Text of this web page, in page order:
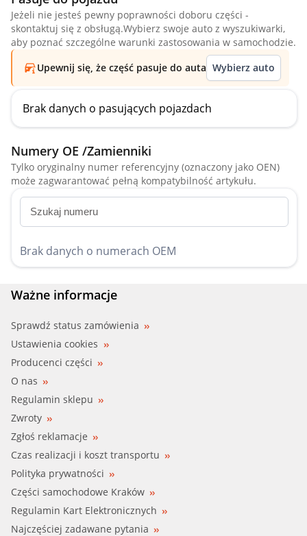
Jeżeli nie jesteś pewny poprawności doboru części -
skontaktuj się z obsługą.Wybierz swoje auto z wyszukiwarki,
aby poznać szczególne warunki zastosowania w samochodzie.
Upewnij się, że część pasuje do auta Wybierz auto
Brak danych o pasujących pojazdach
Numery OE /Zamienniki
Tylko oryginalny numer referencyjny (oznaczony jako OEN)
może zagwarantować pełną kompatybilność artykułu.
Brak danych o numerach OEM
Ważne informacje
Sprawdź status zamówienia
Ustawienia cookies
Producenci części
O nas
Regulamin sklepu
Zwroty
Zgłoś reklamacje
Czas realizacji i koszt transportu
Polityka prywatności
Części samochodowe Kraków
Regulamin Kart Elektronicznych
Najczęściej zadawane pytania